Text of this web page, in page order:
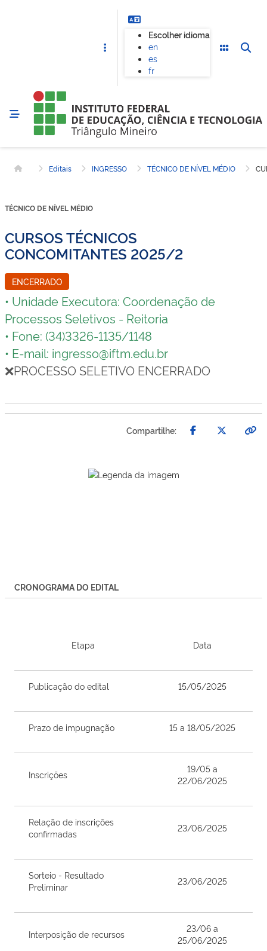
Escolher idioma
en
es
fr
Página inicial
Editais INGRESSO TÉCNICO DE NÍVEL MÉDIO
TÉCNICO DE NÍVEL MÉDIO
CURSOS TÉCNICOS
CONCOMITANTES 2025/2
ENCERRADO
• Unidade Executora: Coordenação de
Processos Seletivos - Reitoria
• Fone: (34)3326-1135/1148
• E-mail: ingresso@iftm.edu.br
❌PROCESSO SELETIVO ENCERRADO
Compartilhe:
CRONOGRAMA DO EDITAL
Etapa Data
Publicação do edital 15/05/2025
Prazo de impugnação 15 a 18/05/2025
Inscrições
19/05 a
22/06/2025
Relação de inscrições
confirmadas
23/06/2025
Sorteio - Resultado
Preliminar
23/06/2025
Interposição de recursos
23/06 a
25/06/2025